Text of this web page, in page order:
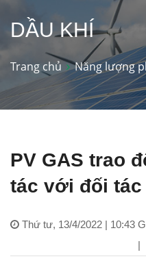
DẦU KHÍ
Trang chủ Năng lượng
PV GAS trao
tác với đối
Thứ tư, 13/4/2022 | 10:43
|